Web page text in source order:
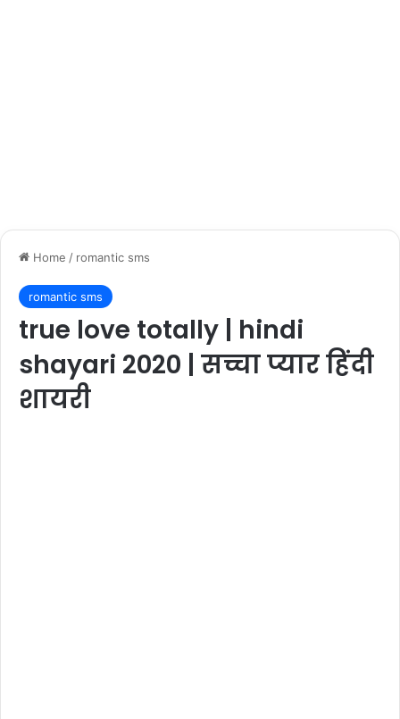
Home / romantic sms
romantic sms
true love totally | hindi
shayari 2020 | सच्चा प्यार हिंदी
शायरी